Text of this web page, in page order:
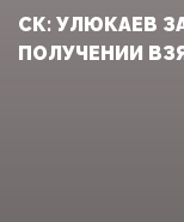
СК: УЛЮКАЕВ
ПОЛУЧЕНИИ